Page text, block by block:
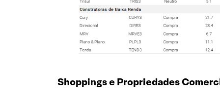
Shoppings e Propriedades